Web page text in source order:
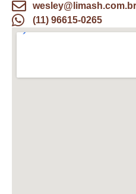
wesley@limash.com.br
(11) 96615-0265